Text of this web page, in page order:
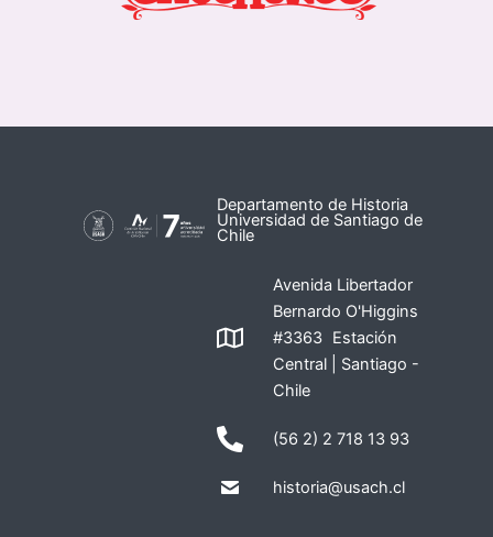
Departamento de Historia
Universidad de Santiago de
Chile
Avenida Libertador
Bernardo O'Higgins
#3363 Estación
Central | Santiago -
Chile
(56 2) 2 718 13 93
historia@usach.cl